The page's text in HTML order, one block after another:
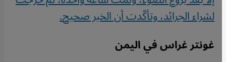
لشراء الجرائد، وتأكّدت أن الخبر صحيح.
غونتر غراس في اليمن